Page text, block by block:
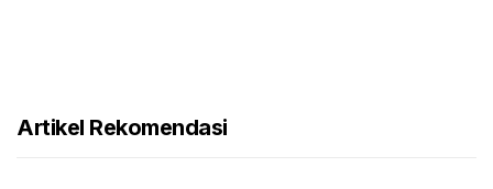
Artikel Rekomendasi